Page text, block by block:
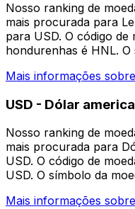
Nosso ranking de
mais procurada para
para USD. O código de
hondurenhas é HNL. O
Mais informações
USD - Dólar
Nosso ranking de
mais procurada para
USD. O código de
USD. O símbolo da
Mais informações